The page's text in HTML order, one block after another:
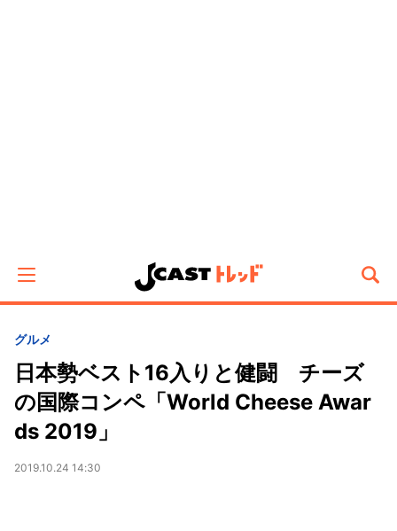
グルメ
日本勢ベスト16入りと健闘 チーズ
の国際コンペ「World Cheese Awar
ds 2019」
2019.10.24 14:30